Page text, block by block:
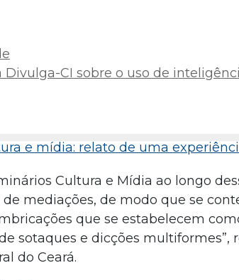
CI sobre o uso de
e mídia: relato de uma
Cultura e Mídia ao longo
de mediações, de modo que se
que se estabelecem
sotaques e dicções multiformes”,
do Ceará.